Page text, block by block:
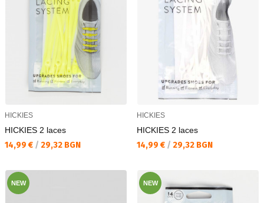
HICKIES
HICKIES 2 laces
Текуща цена:
14,99 € / 29,32 BGN
HICKIES
HICKIES 2 laces
Текуща цена:
14,99 € / 29,32 BGN
NEW NEW